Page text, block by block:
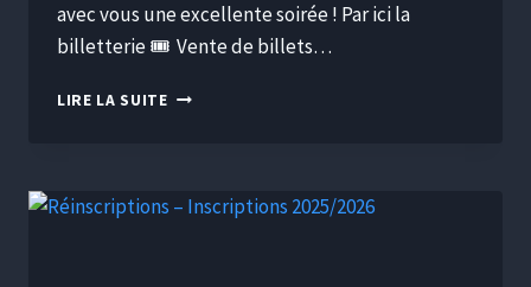
avec vous une excellente soirée ! Par ici la
billetterie 🎟️ Vente de billets…
LIRE LA SUITE